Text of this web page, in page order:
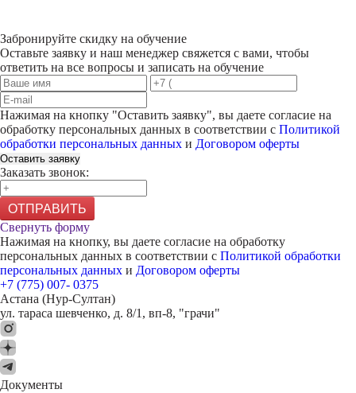
Забронируйте скидку на обучение
Оставьте заявку и наш менеджер свяжется с вами, чтобы
ответить на все вопросы и записать на обучение
Нажимая на кнопку "Оставить заявку", вы даете согласие на
обработку персональных данных в соответствии с Политикой
обработки персональных данных и Договором оферты
Оставить заявку
Заказать звонок:
ОТПРАВИТЬ
Свернуть форму
Нажимая на кнопку, вы даете согласие на обработку
персональных данных в соответствии с Политикой обработки
персональных данных и Договором оферты
+7 (775) 007- 0375
Астана (Нур-Султан)
ул. тараса шевченко, д. 8/1, вп-8, "грачи"
Документы